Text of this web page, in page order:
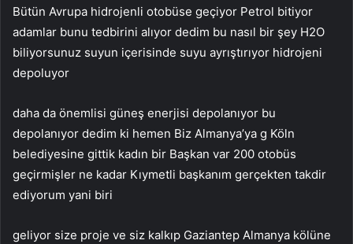
Bütün Avrupa hidrojenli otobüse geçiyor Petrol bitiyor
adamlar bunu tedbirini alıyor dedim bu nasıl bir şey H2O
biliyorsunuz suyun içerisinde suyu ayrıştırıyor hidrojeni
depoluyor
daha da önemlisi güneş enerjisi depolanıyor bu
depolanıyor dedim ki hemen Biz Almanya’ya g Köln
belediyesine gittik kadın bir Başkan var 200 otobüs
geçirmişler ne kadar Kıymetli başkanım gerçekten takdir
ediyorum yani biri
geliyor size proje ve siz kalkıp Gaziantep Almanya kölüne